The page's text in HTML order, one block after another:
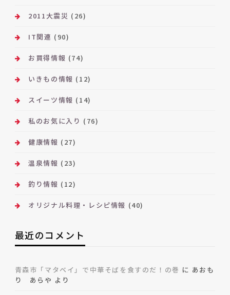
2011大震災 (26)
IT関連 (90)
お買得情報 (74)
いきもの情報 (12)
スイーツ情報 (14)
私のお気に入り (76)
健康情報 (27)
温泉情報 (23)
釣り情報 (12)
オリジナル料理・レシピ情報 (40)
最近のコメント
青森市「マタベイ」で中華そばを食すのだ！の巻 に あおも
り あらや より